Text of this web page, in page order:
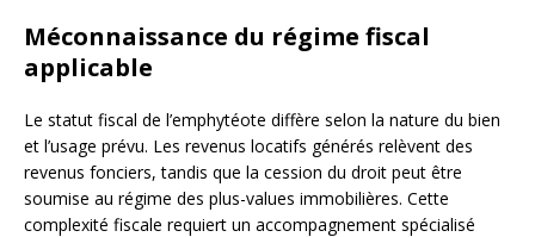
Méconnaissance du régime fiscal
applicable
Le statut fiscal de l’emphytéote diffère selon la nature du bien
et l’usage prévu. Les revenus locatifs générés relèvent des
revenus fonciers, tandis que la cession du droit peut être
soumise au régime des plus-values immobilières. Cette
complexité fiscale requiert un accompagnement spécialisé